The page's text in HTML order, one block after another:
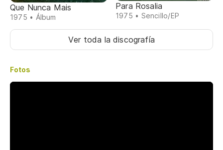
Que Nunca Mais
1975 • Álbum
Para Rosalia
1975 • Sencillo/EP
Ver toda la discografía
Fotos